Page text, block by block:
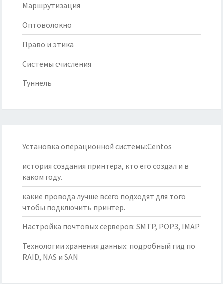
Маршрутизация
Оптоволокно
Право и этика
Системы счисления
Туннель
Установка операционной системы:Centos
история создания принтера, кто его создал и в
каком году.
какие провода лучше всего подходят для того
чтобы подключить принтер.
Настройка почтовых серверов: SMTP, POP3, IMAP
Технологии хранения данных: подробный гид по
RAID, NAS и SAN